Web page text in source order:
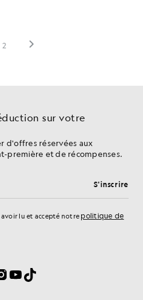
sur votre
d'offres réservées aux
première et de récompenses.
S'inscrire
lu et accepté notre politique de
YouTube
TikTok